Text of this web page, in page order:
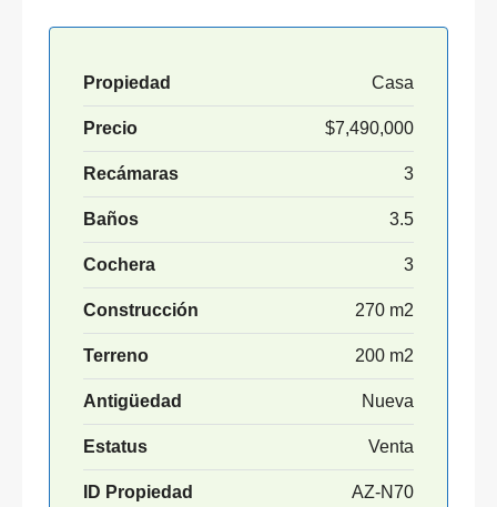
Propiedad Casa
Precio $7,490,000
Recámaras 3
Baños 3.5
Cochera 3
Construcción 270 m2
Terreno 200 m2
Antigüedad Nueva
Estatus Venta
ID Propiedad AZ-N70